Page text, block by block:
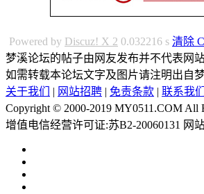
Powered by Discuz! X 2 0.032216 s 清除
梦溪论坛的帖子由网友发布并不代表网
如需转载本论坛文字及图片请注明出自
关于我们
| 网站招聘 | 免责条款 | 联系我们
Copyright © 2000-2019 MY0511.COM
增值电信经营许可证:苏B2-20060131 网